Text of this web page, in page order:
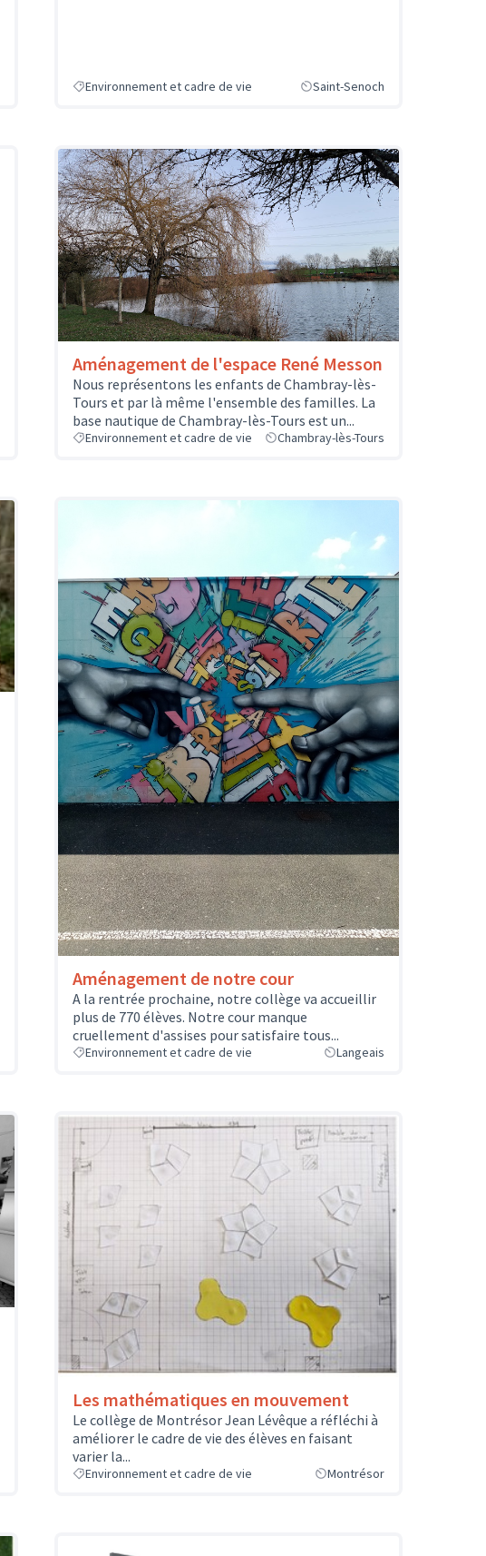
Environnement et cadre de vie Saint-Senoch
Aménagement de l'espace René Messon
Nous représentons les enfants de Chambray-lès-
Tours et par là même l'ensemble des familles. La
base nautique de Chambray-lès-Tours est un...
Environnement et cadre de vie Chambray-lès-Tours
Aménagement de notre cour
A la rentrée prochaine, notre collège va accueillir
plus de 770 élèves. Notre cour manque
cruellement d'assises pour satisfaire tous...
Environnement et cadre de vie Langeais
Les mathématiques en mouvement
Le collège de Montrésor Jean Lévêque a réfléchi à
améliorer le cadre de vie des élèves en faisant
varier la...
Environnement et cadre de vie Montrésor